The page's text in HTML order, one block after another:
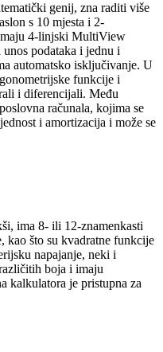
genij, zna raditi više
s 10 mjesta i 2-
4-linjski MultiView
podataka i jednu i
automatsko isključivanje. U
funkcije i
i diferencijali. Među
računala, kojima se
i amortizacija i može se
ima 8- ili 12-znamenkasti
kao što su kvadratne funkcije
napajanje, neki i
boja i imaju
kalkulatora je pristupna za